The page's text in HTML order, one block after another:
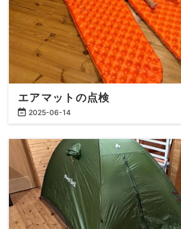
2025-06-14
エアマットの点検